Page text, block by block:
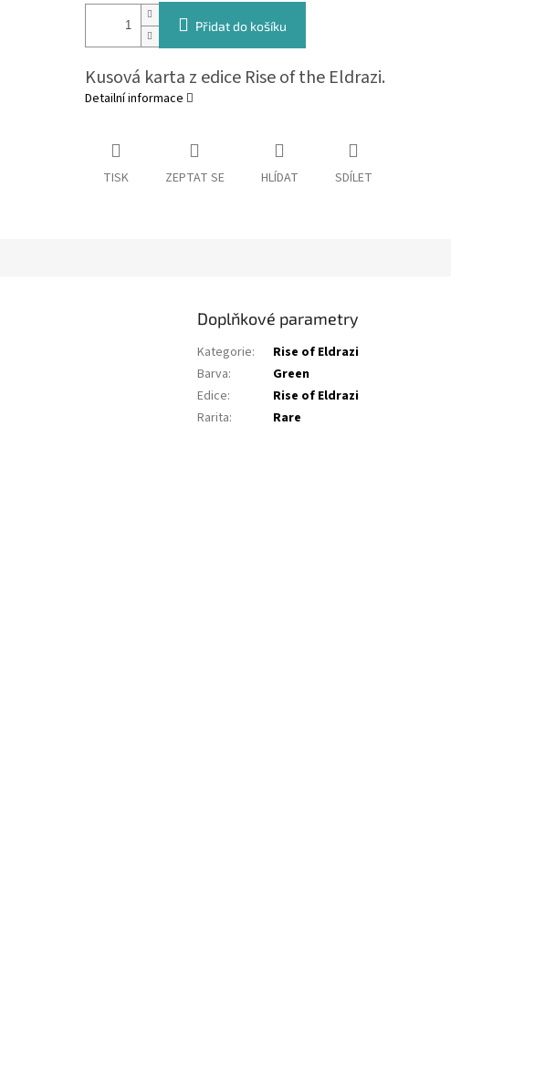
Přidat do košíku
Kusová karta z edice Rise of the Eldrazi.
Detailní informace
TISK ZEPTAT SE HLÍDAT SDÍLET
Doplňkové parametry
Kategorie:
Rise of Eldrazi
Barva:
Green
Edice:
Rise of Eldrazi
Rarita: Rare